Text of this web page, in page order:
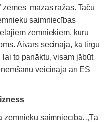
zemes, mazas ražas. Taču
saimniecības
zemniekiem, kuru
Aivars secināja, ka tirgu
to panāktu, visam jābūt
veicināja arī ES
saimniecība. „Tā